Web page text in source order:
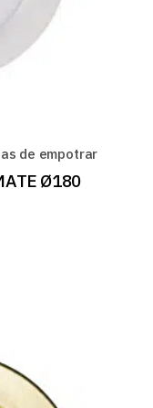
de empotrar
Ø180